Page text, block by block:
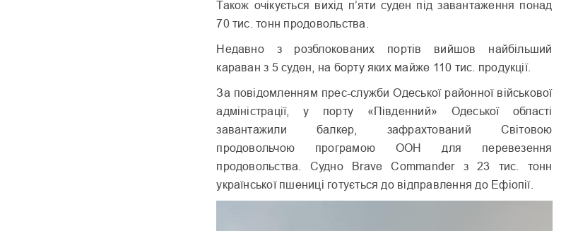
Також очікується вихід п’яти суден під завантаження понад
70 тис. тонн продовольства.
Недавно з розблокованих портів вийшов найбільший
караван з 5 суден, на борту яких майже 110 тис. продукції.
За повідомленням прес-служби Одеської районної військової
адміністрації, у порту «Південний» Одеської області
завантажили балкер, зафрахтований Світовою
продовольчою програмою ООН для перевезення
продовольства. Судно Brave Commander з 23 тис. тонн
української пшениці готується до відправлення до Ефіопії.